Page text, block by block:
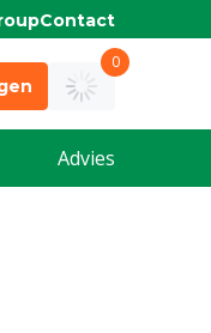
Contact
0
Advies